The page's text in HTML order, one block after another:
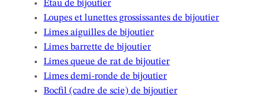
Étau de bijoutier
Loupes et lunettes grossissantes de bijoutier
Limes aiguilles de bijoutier
Limes barrette de bijoutier
Limes queue de rat de bijoutier
Limes demi-ronde de bijoutier
Bocfil (cadre de scie) de bijoutier